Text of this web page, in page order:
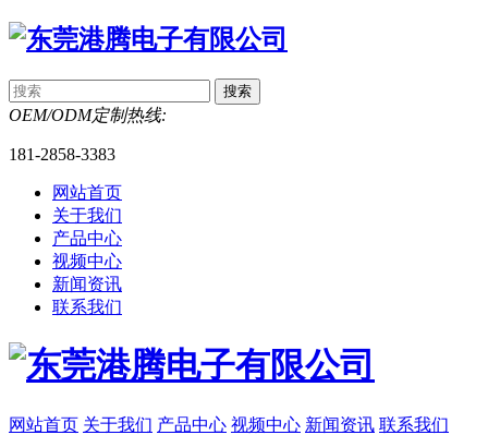
OEM/ODM定制热线:
181-2858-3383
网站首页
关于我们
产品中心
视频中心
新闻资讯
联系我们
网站首页 关于我们 产品中心 视频中心 新闻资讯 联系我们